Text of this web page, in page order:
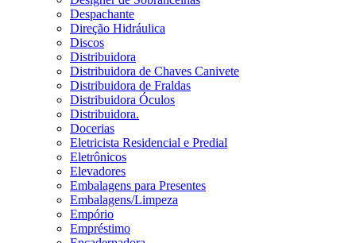
Despachante
Direção Hidráulica
Discos
Distribuidora
Distribuidora de Chaves Canivete
Distribuidora de Fraldas
Distribuidora Óculos
Distribuidora.
Docerias
Eletricista Residencial e Predial
Eletrônicos
Elevadores
Embalagens para Presentes
Embalagens/Limpeza
Empório
Empréstimo